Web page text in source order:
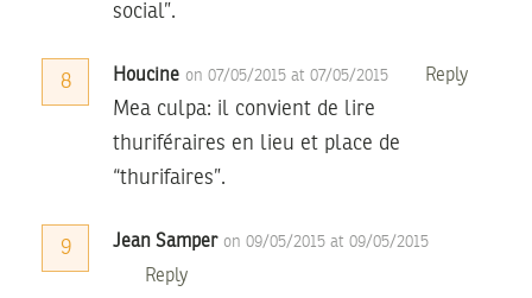
social”.
8 Houcine on 07/05/2015 at 07/05/2015 Reply
Mea culpa: il convient de lire
thuriféraires en lieu et place de
“thurifaires”.
9 Jean Samper on 09/05/2015 at 09/05/2015
Reply